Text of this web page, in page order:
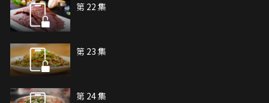
第 22 集
第 23 集
第 24 集